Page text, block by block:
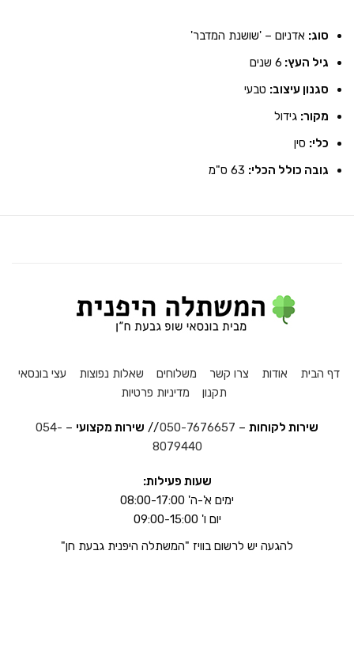
סוג: אדניום – 'שושנת המדבר'
גיל העץ: 6 שנים
סגנון עיצוב: טבעי
מקור: גידול
כלי: סין
גובה כולל הכלי:
דף הבית אודות צרו קשר משלוחים שאלות נפוצות
עצי בונסאי
תקנון
מדיניות פרטיות
שירות לקוחות –
050-7676657
// שירות מקצועי –
054-
8079440
שעות פעילות:
ימים א'-ה' 08:00-17:00
יום ו' 09:00-15:00
להגעה יש לרשום בוויז "המשתלה היפנית גבעת חן"